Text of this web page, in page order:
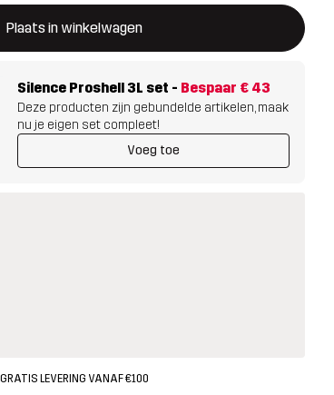
Plaats in winkelwagen
met de bevestiging van een nieuw item in het
Silence Proshell 3L set - Bespaar € 43
Deze producten zijn gebundelde artikelen, maak
nu je eigen set compleet!
Voeg toe
GRATIS LEVERING VANAF €100